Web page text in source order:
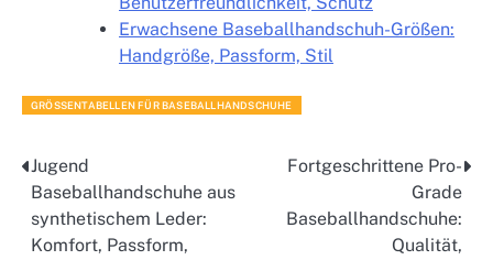
Erwachsene Baseballhandschuh-Größen:
Handgröße, Passform, Stil
GRÖSSENTABELLEN FÜR BASEBALLHANDSCHUHE
Post
navigation
Jugend
Baseballhandschuhe aus
synthetischem Leder:
Komfort, Passform,
Fortgeschrittene Pro-
Grade
Baseballhandschuhe:
Qualität,